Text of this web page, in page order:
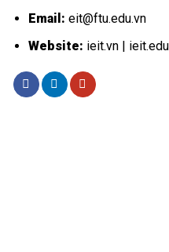
Email: eit@ftu.edu.vn
Website: ieit.vn |